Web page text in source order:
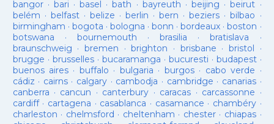
bangor· bari ·basel ·bath · bayreuth ·beijing ·beirut ·
belém · belfast· belize · berlin ·bern ·beziers ·bilbao ·
birmingham · bogota · bologna ·bonn ·bordeaux ·boston ·
botswana · bournemouth ·brasilia ·bratislava ·
braunschweig · bremen ·brighton · brisbane · bristol ·
brugge · brusselles· bucaramanga · bucuresti · budapest·
buenos aires· buffalo · bulgaria · burgos· cabo verde ·
cádiz · cairns· calgary · cambodja · cambridge · canarias·
canberra · cancun · canterbury · caracas · carcassonne ·
cardiff· cartagena · casablanca · casamance · chambéry·
charleston · chelmsford · cheltenham · chester· chiapas ·